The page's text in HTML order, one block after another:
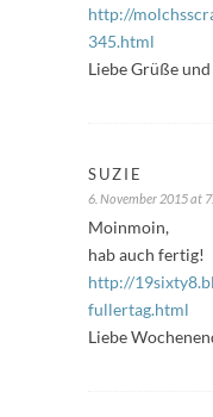
http://
345.html
Liebe Grüße
SUZIE
6. November 2015 at
Moinmoin,
hab auch fertig!
http://
fullertag.html
Liebe